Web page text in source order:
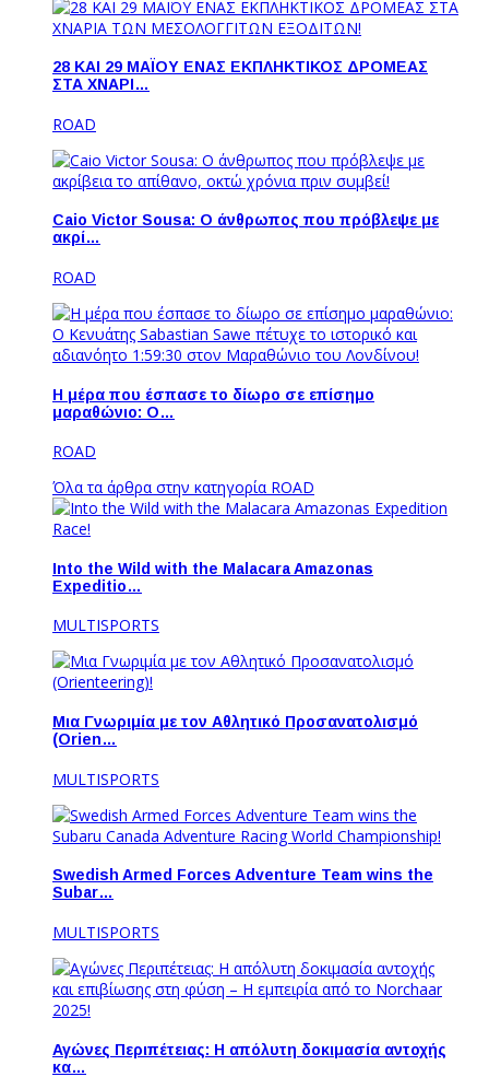
28 ΚΑΙ 29 ΜΑΪΟΥ ΕΝΑΣ ΕΚΠΛΗΚΤΙΚΟΣ ΔΡΟΜΕΑΣ
ΣΤΑ ΧΝΑΡΙ…
ROAD
Caio Victor Sousa: O άνθρωπος που πρόβλεψε με
ακρί…
ROAD
Η μέρα που έσπασε το δίωρο σε επίσημο
μαραθώνιο: Ο…
ROAD
Όλα τα άρθρα στην κατηγορία ROAD
Into the Wild with the Malacara Amazonas
Expeditio…
MULTISPORTS
Μια Γνωριμία με τον Αθλητικό Προσανατολισμό
(Orien…
MULTISPORTS
Swedish Armed Forces Adventure Team wins the
Subar…
MULTISPORTS
Αγώνες Περιπέτειας: Η απόλυτη δοκιμασία αντοχής
κα…